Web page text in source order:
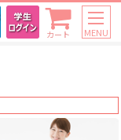
カート MENU